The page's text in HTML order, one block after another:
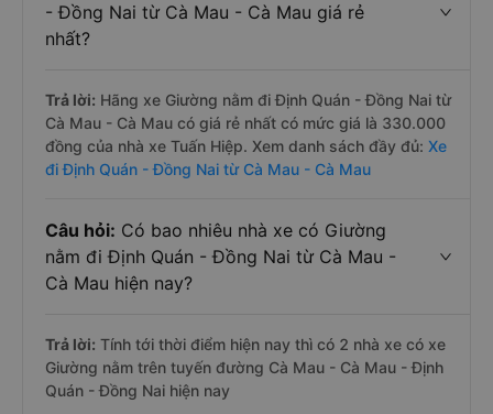
- Đồng Nai từ Cà Mau - Cà Mau giá rẻ
nhất?
Trả lời: Hãng xe Giường nằm đi Định Quán - Đồng Nai từ
Cà Mau - Cà Mau có giá rẻ nhất có mức giá là 330.000
đồng của nhà xe Tuấn Hiệp. Xem danh sách đầy đủ: Xe
đi Định Quán - Đồng Nai từ Cà Mau - Cà Mau
Câu hỏi: Có bao nhiêu nhà xe có Giường
nằm đi Định Quán - Đồng Nai từ Cà Mau -
Cà Mau hiện nay?
Trả lời: Tính tới thời điểm hiện nay thì có 2 nhà xe có xe
Giường nằm trên tuyến đường Cà Mau - Cà Mau - Định
Quán - Đồng Nai hiện nay